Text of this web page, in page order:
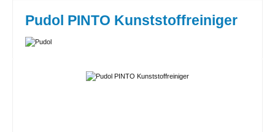
Pudol PINTO Kunststoffreiniger
Bildergalerie überspringen